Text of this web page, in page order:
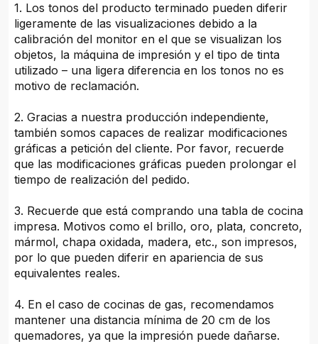
1. Los tonos del producto terminado pueden diferir
ligeramente de las visualizaciones debido a la
calibración del monitor en el que se visualizan los
objetos, la máquina de impresión y el tipo de tinta
utilizado – una ligera diferencia en los tonos no es
motivo de reclamación.
2. Gracias a nuestra producción independiente,
también somos capaces de realizar modificaciones
gráficas a petición del cliente. Por favor, recuerde
que las modificaciones gráficas pueden prolongar el
tiempo de realización del pedido.
3. Recuerde que está comprando una tabla de cocina
impresa. Motivos como el brillo, oro, plata, concreto,
mármol, chapa oxidada, madera, etc., son impresos,
por lo que pueden diferir en apariencia de sus
equivalentes reales.
4. En el caso de cocinas de gas, recomendamos
mantener una distancia mínima de 20 cm de los
quemadores, ya que la impresión puede dañarse.